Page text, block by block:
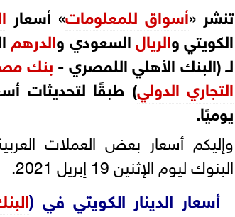
تنشر «أسواق للمعلومات» أسعار
الكويتي والريالالسعودي والدرهم
لـ (البنك الأهلي اللمصري -بنك
التجاري الدولي) طبقًا لتحديثات
يوميًا.
وإليكم أسعار بعض العملات
البنوك ليوم الإثنين 19 إبريل 2021.
أسعار الدينار الكويتي في (